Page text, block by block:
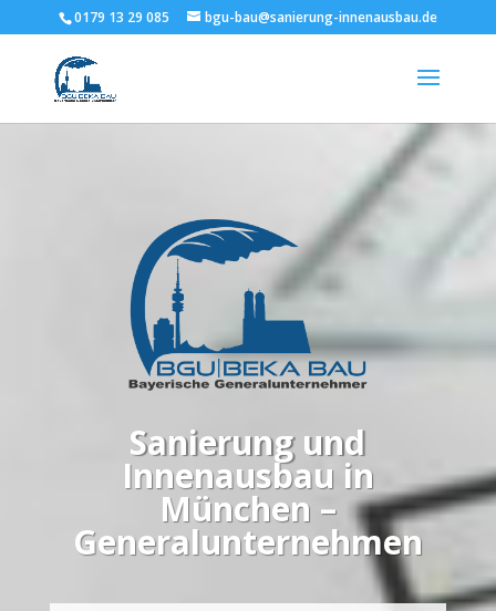
0179 13 29 085 bgu-bau@sanierung-innenausbau.de
Sanierung und
Innenausbau in
München –
Generalunternehmen